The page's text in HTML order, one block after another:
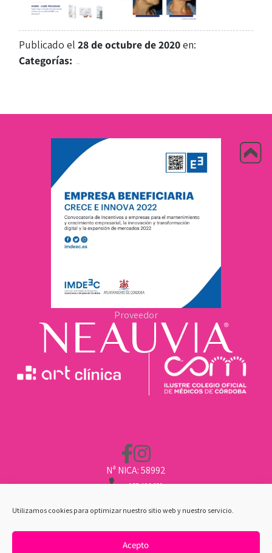
Utilizamos cookies para optimizar nuestro sitio web y nuestro servicio.
Acepto
Publicado el28 de octubre de 2020en:
Categorías:
Nª NICA: 58992
957 496 669
CLINICA@ARTCLINICA.COM
POLÍTICA DE COOKIES|AVISO LEGAL
Proveedor